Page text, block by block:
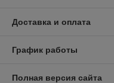
Доставка и оплата
График работы
Полная версия сайта